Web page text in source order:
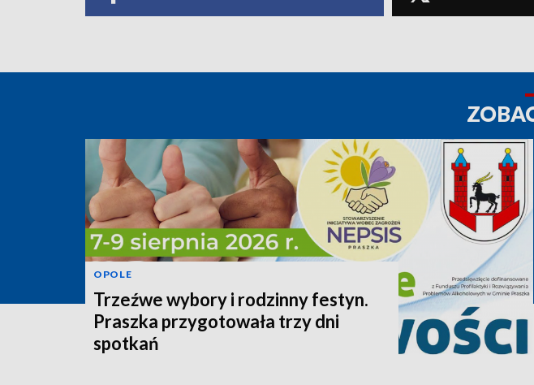
OPOLE
Trzeźwe wybory i rodzinny festyn.
Praszka przygotowała trzy dni
spotkań